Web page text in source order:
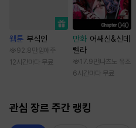
웹툰 부식인
92.8만 임애주
12시간마다 무료
만화 어쌔신&신데
렐라
17.9만 나츠노 유조
6시간마다 무료
관심 장르 주간 랭킹